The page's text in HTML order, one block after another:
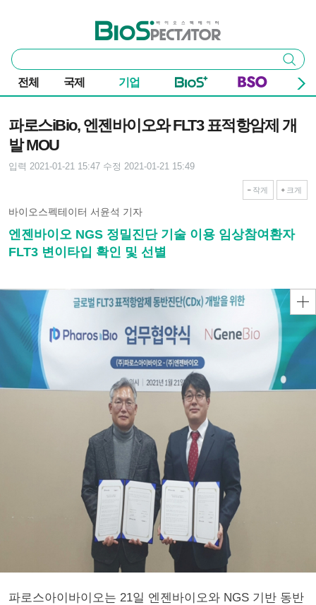
바이오스펙테이터
통
합
검
색
검색
전체 국제 기업
파로스iBio, 엔젠바이오와 FLT3 표적항암제 개
발 MOU
입력 2021-01-21 15:47 수정 2021-01-21 15:49
작게 크게
바이오스펙테이터 서윤석 기자
엔젠바이오 NGS 정밀진단 기술 이용 임상참여환자
FLT3 변이타입 확인 및 선별
파로스아이바이오는 21일 엔젠바이오와 NGS 기반 동반